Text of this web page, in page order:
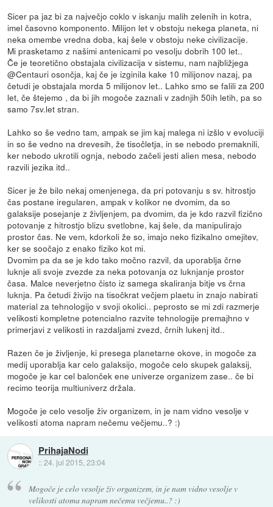
Sicer pa jaz bi za največjo coklo v iskanju malih zelenih in kotra,
imel časovno komponento. Milijon let v obstoju nekega planeta, ni
neka omembe vredna doba, kaj šele v obstoju neke civilizacije.
Mi prasketamo z našimi antenicami po vesolju dobrih 100 let..
Če je teoretično obstajala civilizacija v sistemu, nam najbližjega
@Centauri osončja, kaj če je izginila kake 10 milijonov nazaj, pa
četudi je obstajala morda 5 milijonov let.. Lahko smo se falili za 200
let, če štejemo , da bi jih mogoče zaznali v zadnjih 50ih letih, pa so
samo 7sv.let stran.
Lahko so še vedno tam, ampak se jim kaj malega ni izšlo v evoluciji
in so še vedno na drevesih, že tisočletja, in se nebodo premaknili,
ker nebodo ukrotili ognja, nebodo začeli jesti alien mesa, nebodo
razvili jezika itd..
Sicer je že bilo nekaj omenjenega, da pri potovanju s sv. hitrostjo
čas postane iregularen, ampak v kolikor ne dvomim, da so
galaksije posejanje z življenjem, pa dvomim, da je kdo razvil fizično
potovanje z hitrostjo blizu svetlobne, kaj šele, da manipulirajo
prostor čas. Ne vem, kdorkoli že so, imajo neko fizikalno omejitev,
ker se soočajo z enako fiziko kot mi.
Dvomim pa da se je kdo tako močno razvil, da uporablja črne
luknje ali svoje zvezde za neka potovanja oz luknjanje prostor
časa. Malce neverjetno čisto iz samega skaliranja bitje vs črna
luknja. Pa četudi živijo na tisočkrat večjem plaetu in znajo nabirati
material za tehnologijo v svoji okolici.. peprosto se mi zdi razmerje
velikosti kompletne potencialno razvite tehnologije premajhno v
primerjavi z velikosti in razdaljami zvezd, črnih lukenj itd..
Razen če je življenje, ki presega planetarne okove, in mogoče za
medij uporablja kar celo galaksijo, mogoče celo skupek galaksij,
mogoče je kar cel balonček ene univerze organizem zase.. če bi
recimo teorija multiuniverz držala.
Mogoče je celo vesolje živ organizem, in je nam vidno vesolje v
velikosti atoma napram nečemu večjemu..? :)
PrihajaNodi
::24. jul 2015, 23:04
Mogoče je celo vesolje živ organizem, in je nam vidno vesolje v
velikosti atoma napram nečemu večjemu..? :)